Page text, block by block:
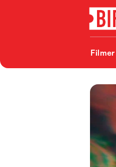
Filmer